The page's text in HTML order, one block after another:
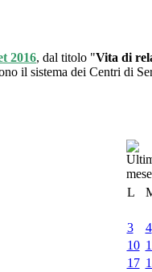
2016, dal titolo "Vita di
il sistema dei Centri di
L
3
4
10
17